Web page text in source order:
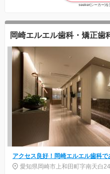
seeker(シーカー)を
岡崎エルエル歯科・矯正歯
アクセス良好！岡崎エルエル歯科で
愛知県岡崎市上和田町字南天白